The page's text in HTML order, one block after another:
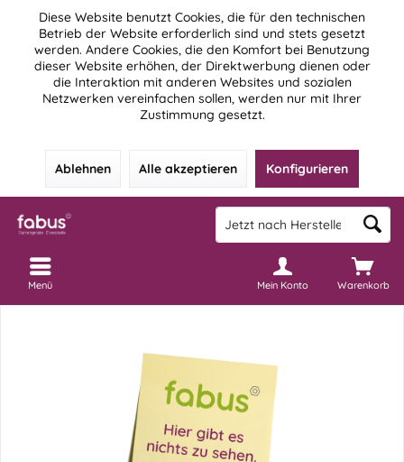
Diese Website benutzt Cookies, die für den technischen
Betrieb der Website erforderlich sind und stets gesetzt
werden. Andere Cookies, die den Komfort bei Benutzung
dieser Website erhöhen, der Direktwerbung dienen oder
die Interaktion mit anderen Websites und sozialen
Netzwerken vereinfachen sollen, werden nur mit Ihrer
Zustimmung gesetzt.
Ablehnen Alle akzeptieren Konfigurieren
Warenkorb
Mein Konto
Menü